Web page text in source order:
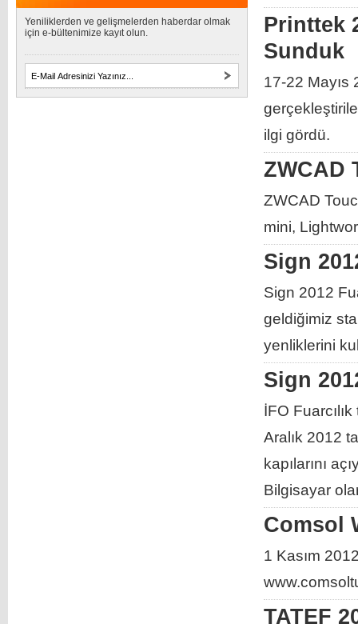
Printtek
Sunduk
17-22 Mayıs
ilgi gördü.
ZWCAD
ZWCAD
mini,
Sign
Sign 2012
geldiğimiz
yenliklerini
Sign
İFO
Aralık 2012
kapılarını
Bilgisayar
Comsol
1 Kasım
TATEF
Yeniliklerden ve gelişmelerden haberdar olmak
için e-bültenimize kayıt olun.